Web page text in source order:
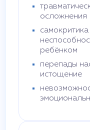
осложнения
ребёнком
перепады
истощение